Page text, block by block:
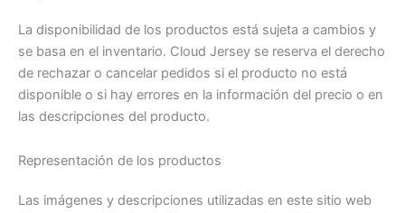
La disponibilidad de los productos está sujeta a cambios y
se basa en el inventario. Cloud Jersey se reserva el derecho
de rechazar o cancelar pedidos si el producto no está
disponible o si hay errores en la información del precio o en
las descripciones del producto.
Representación de los productos
Las imágenes y descripciones utilizadas en este sitio web